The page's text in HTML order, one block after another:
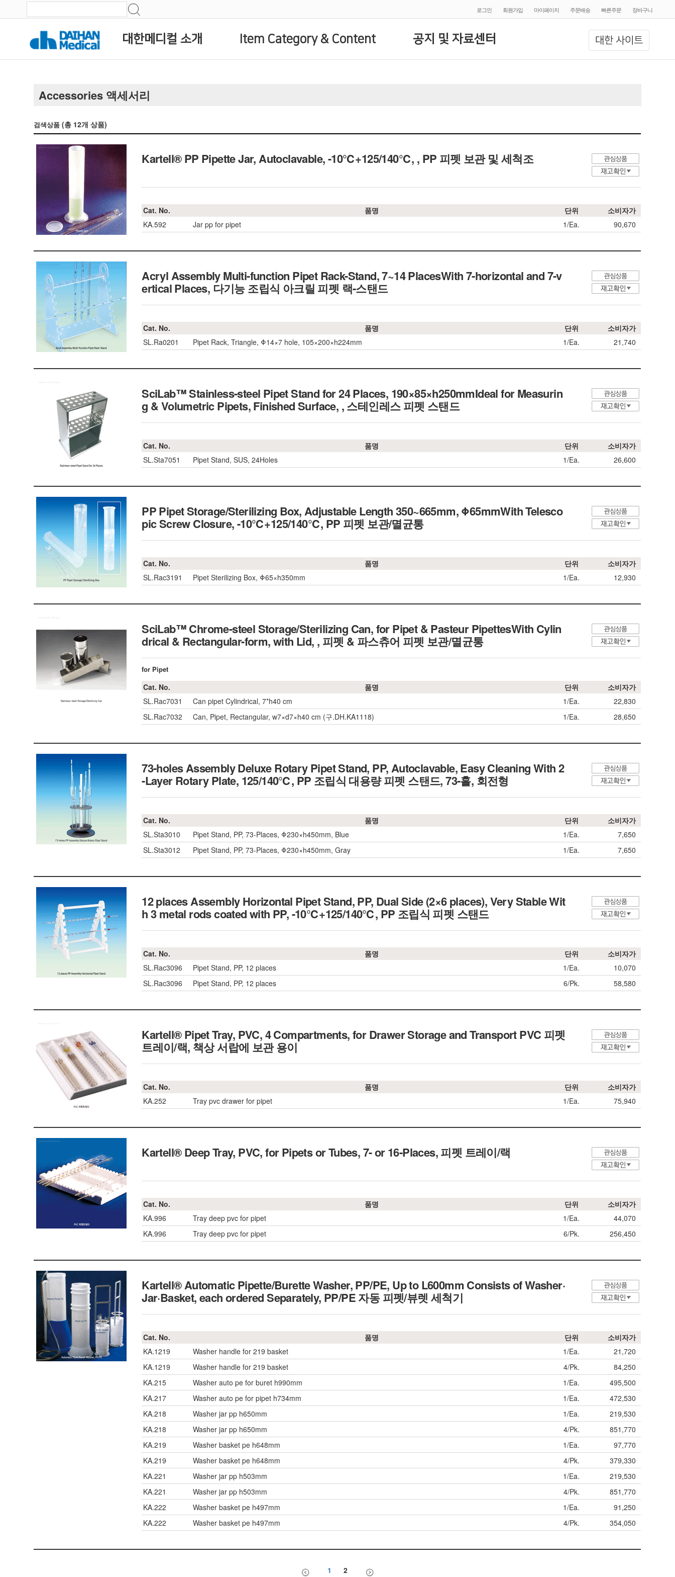
로그인 회원가입 마이페이지 주문배송 빠른주문 장바구니
대한 사이트
대한메디컬 소개 Item Category & Content 공지 및 자료센터
Accessories 액세서리
검색상품 (총 12개 상품)
Kartell® PP Pipette Jar, Autoclavable, -10℃+125/140℃, , PP 피펫 보관 및 세척조
Cat. No. 품명 단위
소비자가
KA.592
Jar pp for pipet 1/Ea. 90,670
Acryl Assembly Multi-function Pipet Rack-Stand, 7~14 PlacesWith 7-horizontal and 7-v
ertical Places, 다기능 조립식 아크릴 피펫 랙-스탠드
Cat. No. 품명 단위
소비자가
SL.Ra0201
Pipet Rack, Triangle, Φ14×7 hole, 105×200×h224mm 1/Ea. 21,740
SciLab™ Stainless-steel Pipet Stand for 24 Places, 190×85×h250mmIdeal for Measurin
g & Volumetric Pipets, Finished Surface, , 스테인레스 피펫 스탠드
Cat. No. 품명 단위
소비자가
SL.Sta7051
Pipet Stand, SUS, 24Holes 1/Ea. 26,600
PP Pipet Storage/Sterilizing Box, Adjustable Length 350~665mm, Φ65mmWith Telesco
pic Screw Closure, -10℃+125/140℃, PP 피펫 보관/멸균통
Cat. No. 품명 단위
소비자가
SL.Rac3191
Pipet Sterilizing Box, Φ65×h350mm 1/Ea. 12,930
SciLab™ Chrome-steel Storage/Sterilizing Can, for Pipet & Pasteur PipettesWith Cylin
drical & Rectangular-form, with Lid, , 피펫 & 파스츄어 피펫 보관/멸균통
for Pipet
Cat. No. 품명 단위
소비자가
SL.Rac7031
Can pipet Cylindrical, 7*h40 cm 1/Ea.
22,830
SL.Rac7032
Can, Pipet, Rectangular, w7×d7×h40 cm (구.DH.KA1118) 1/Ea. 28,650
73-holes Assembly Deluxe Rotary Pipet Stand, PP, Autoclavable, Easy Cleaning With 2
-Layer Rotary Plate, 125/140℃, PP 조립식 대용량 피펫 스탠드, 73-홀, 회전형
Cat. No. 품명 단위
소비자가
SL.Sta3010
Pipet Stand, PP, 73-Places, Φ230×h450mm, Blue 1/Ea.
7,650
SL.Sta3012
Pipet Stand, PP, 73-Places, Φ230×h450mm, Gray 1/Ea. 7,650
12 places Assembly Horizontal Pipet Stand, PP, Dual Side (2×6 places), Very Stable Wit
h 3 metal rods coated with PP, -10℃+125/140℃, PP 조립식 피펫 스탠드
Cat. No. 품명 단위
소비자가
SL.Rac3096
Pipet Stand, PP, 12 places 1/Ea.
10,070
SL.Rac3096
Pipet Stand, PP, 12 places 6/Pk. 58,580
Kartell® Pipet Tray, PVC, 4 Compartments, for Drawer Storage and TransportPVC 피펫
트레이/랙, 책상 서랍에 보관 용이
Cat. No. 품명 단위
소비자가
KA.252
Tray pvc drawer for pipet 1/Ea. 75,940
Kartell® Deep Tray, PVC, for Pipets or Tubes, 7- or 16-Places,피펫 트레이/랙
Cat. No. 품명 단위
소비자가
KA.996
Tray deep pvc for pipet 1/Ea.
44,070
KA.996
Tray deep pvc for pipet 6/Pk. 256,450
Kartell® Automatic Pipette/Burette Washer, PP/PE, Up to L600mm Consists of Washer·
Jar·Basket, each ordered Separately, PP/PE 자동 피펫/뷰렛 세척기
Cat. No. 품명 단위
소비자가
KA.1219
Washer handle for 219 basket 1/Ea.
21,720
KA.1219
Washer handle for 219 basket 4/Pk.
84,250
KA.215
Washer auto pe for buret h990mm 1/Ea.
495,500
KA.217
Washer auto pe for pipet h734mm 1/Ea.
472,530
KA.218
Washer jar pp h650mm 1/Ea.
219,530
KA.218
Washer jar pp h650mm 4/Pk.
851,770
KA.219
Washer basket pe h648mm 1/Ea.
97,770
KA.219
Washer basket pe h648mm 4/Pk.
379,330
KA.221
Washer jar pp h503mm 1/Ea.
219,530
KA.221
Washer jar pp h503mm 4/Pk.
851,770
KA.222
Washer basket pe h497mm 1/Ea.
91,250
KA.222
Washer basket pe h497mm 4/Pk. 354,050
1 2